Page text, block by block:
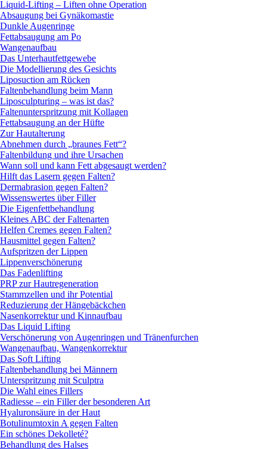
Liquid-Lifting – Liften ohne Operation
Absaugung bei Gynäkomastie
Dunkle Augenringe
Fettabsaugung am Po
Wangenaufbau
Das Unterhautfettgewebe
Die Modellierung des Gesichts
Liposuction am Rücken
Faltenbehandlung beim Mann
Liposculpturing – was ist das?
Faltenunterspritzung mit Kollagen
Fettabsaugung an der Hüfte
Zur Hautalterung
Abnehmen durch „braunes Fett“?
Faltenbildung und ihre Ursachen
Wann soll und kann Fett abgesaugt werden?
Hilft das Lasern gegen Falten?
Dermabrasion gegen Falten?
Wissenswertes über Filler
Die Eigenfettbehandlung
Kleines ABC der Faltenarten
Helfen Cremes gegen Falten?
Hausmittel gegen Falten?
Aufspritzen der Lippen
Lippenverschönerung
Das Fadenlifting
PRP zur Hautregeneration
Stammzellen und ihr Potential
Reduzierung der Hängebäckchen
Nasenkorrektur und Kinnaufbau
Das Liquid Lifting
Verschönerung von Augenringen und Tränenfurchen
Wangenaufbau, Wangenkorrektur
Das Soft Lifting
Faltenbehandlung bei Männern
Unterspritzung mit Sculptra
Die Wahl eines Fillers
Radiesse – ein Filler der besonderen Art
Hyaluronsäure in der Haut
Botulinumtoxin A gegen Falten
Ein schönes Dekolleté?
Behandlung des Halses